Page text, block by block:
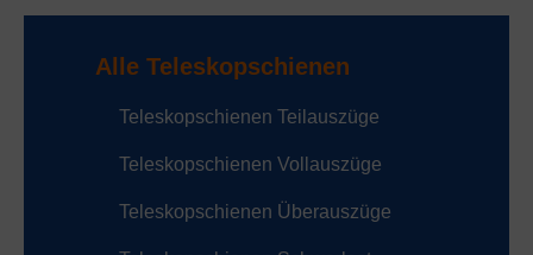
Alle Teleskopschienen
Teleskopschienen Teilauszüge
Teleskopschienen Vollauszüge
Teleskopschienen Überauszüge